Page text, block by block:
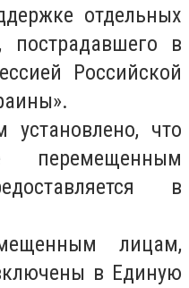
отдельных
пострадавшего в
Российской
установлено, что
перемещенным
в
лицам,
в Единую